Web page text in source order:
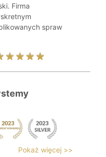
Firma
spraw
Pokaż więcej >>